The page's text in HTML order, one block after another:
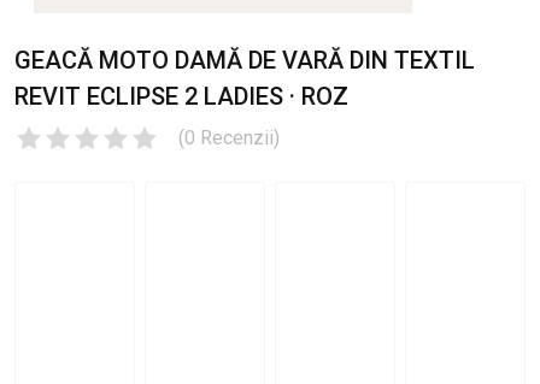
GEACĂ MOTO DAMĂ DE VARĂ DIN TEXTIL
REVIT ECLIPSE 2 LADIES · ROZ
(0 Recenzii)